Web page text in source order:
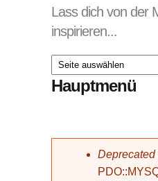
Lass dich von der
inspirieren...
Hauptmenü
Deprecated